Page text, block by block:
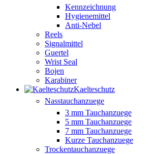
Kennzeichnung
Hygienemittel
Anti-Nebel
Reels
Signalmittel
Guertel
Wrist Seal
Bojen
Karabiner
Kaelteschutz
Nasstauchanzuege
3 mm Tauchanzuege
5 mm Tauchanzuege
7 mm Tauchanzuege
Kurze Tauchanzuege
Trockentauchanzuege